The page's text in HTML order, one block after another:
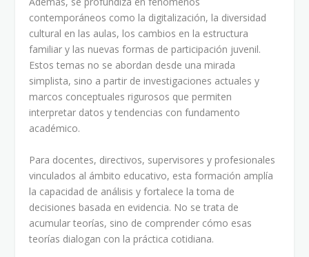
contemporáneos como la digitalización, la diversidad
cultural en las aulas, los cambios en la estructura
familiar y las nuevas formas de participación juvenil.
Estos temas no se abordan desde una mirada
simplista, sino a partir de investigaciones actuales y
marcos conceptuales rigurosos que permiten
interpretar datos y tendencias con fundamento
académico.
Para docentes, directivos, supervisores y profesionales
vinculados al ámbito educativo, esta formación amplía
la capacidad de análisis y fortalece la toma de
decisiones basada en evidencia. No se trata de
acumular teorías, sino de comprender cómo esas
teorías dialogan con la práctica cotidiana.